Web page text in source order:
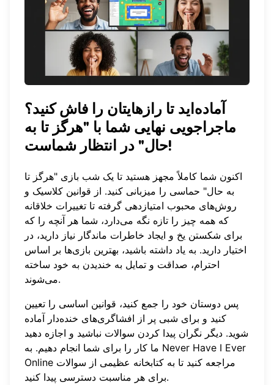
آماده‌اید تا رازهایتان را فاش کنید؟
ماجراجویی نهایی شما با "هرگز تا به
حال" در انتظار شماست!
اکنون شما کاملاً مجهز هستید تا یک شب بازی "هرگز تا
به حال" حماسی را میزبانی کنید. از قوانین کلاسیک و
روش‌های محبوب امتیازدهی گرفته تا تغییرات خلاقانه
که همه چیز را تازه نگه می‌دارد، شما هر آنچه را که
برای شکستن یخ و ایجاد خاطرات ماندگار نیاز دارید، در
اختیار دارید. به یاد داشته باشید، بهترین بازی‌ها بر اساس
احترام، صداقت و تمایل به خندیدن به خود ساخته
می‌شوند.
پس دوستان خود را جمع کنید، قوانین اساسی را تعیین
کنید و برای شبی پر از افشاگری‌های خنده‌دار آماده
شوید. دیگر نگران پیدا کردن سوالات نباشید و اجازه دهید
Never Have I Ever
Online
برای هر مناسبت دسترسی پیدا کنید.